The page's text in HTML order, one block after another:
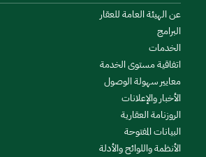
عن الهيئة العامة للعقار
البرامج
الخدمات
اتفاقية مستوى الخدمة
معايير سهولة الوصول
الأخبار والإعلانات
الروزنامة العقارية
البيانات المفتوحة
الأنظمة واللوائح والأدلة